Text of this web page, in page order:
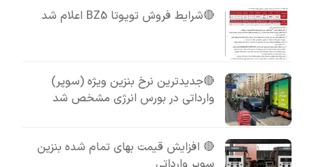
🔴شرایط فروش تویوتا BZ5 اعلام شد
🔴جدیدترین نرخ بنزین ویژه (سوپر)
وارداتی در بورس انرژی مشخص شد
🔴 افزایش قیمت بهای تمام شده بنزین